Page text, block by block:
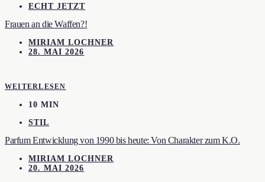
ECHT JETZT
Frauen an die Waffen?!
MIRIAM LOCHNER
28. MAI 2026
WEITERLESEN
10 MIN
STIL
Parfum Entwicklung von 1990 bis heute: Von Charakter zum K.O.
MIRIAM LOCHNER
20. MAI 2026